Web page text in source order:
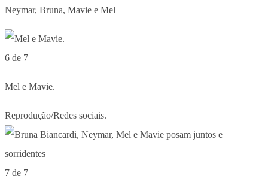
Neymar, Bruna, Mavie e Mel
6 de 7
Mel e Mavie.
Reprodução/Redes sociais.
7 de 7